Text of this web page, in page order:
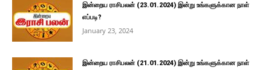
இன்றைய ராசிபலன் (23.01.2024) இன்று உங்களுக்கான நாள்
எப்படி?
January 23, 2024
இன்றைய ராசிபலன் (21.01.2024) இன்று உங்களுக்கான நாள்